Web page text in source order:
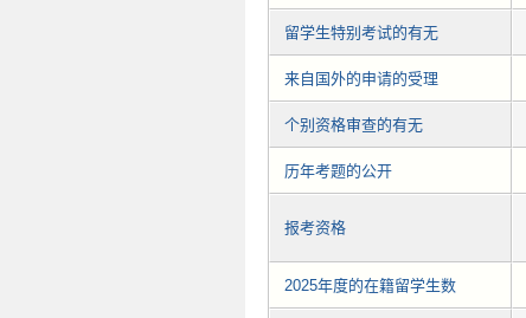
留学生特别考试的有无
来自国外的申请的受理
个别资格审查的有无
历年考题的公开
报考资格
2025年度的在籍留学生数